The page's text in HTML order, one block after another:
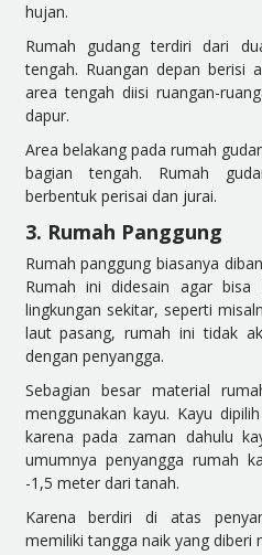
hujan.
Rumah gudang terdiri dari
tengah. Ruangan depan berisi
area tengah diisi ruangan-
dapur.
Area belakang pada rumah
bagian tengah. Rumah
berbentuk perisai dan jurai.
3. Rumah Panggung
Rumah panggung biasanya
Rumah ini didesain agar bisa
lingkungan sekitar, seperti
laut pasang, rumah ini tidak
dengan penyangga.
Sebagian besar material
menggunakan kayu. Kayu
karena pada zaman dahulu
umumnya penyangga rumah
-1,5 meter dari tanah.
Karena berdiri di atas
memiliki tangga naik yang diberi